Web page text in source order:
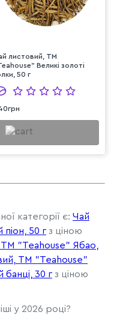
листовий, ТМ
Великі золоті
50 г
категорії є: Чай
50 г з ціною
"Teahouse" Ябао,
ТМ "Teahouse"
банці, 30 г з ціною
у 2026 році?